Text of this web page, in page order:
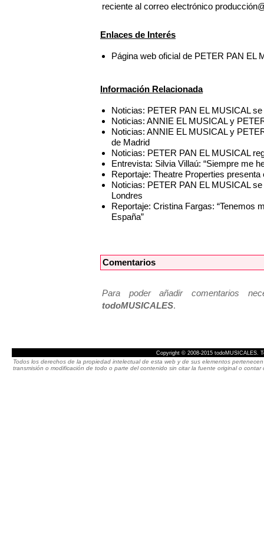
reciente al correo electrónico
Enlaces de Interés
Página web oficial de PETER PAN EL
Información Relacionada
Noticias: PETER PAN EL MUSICAL
Noticias: ANNIE EL MUSICAL y
Noticias: ANNIE EL MUSICAL y
de Madrid
Noticias: PETER PAN EL MUSICAL
Entrevista: Silvia Villaú: “Siempre me
Reportaje: Theatre Properties
Noticias: PETER PAN EL MUSICAL
Londres
Reportaje: Cristina Fargas: “Tenemos
España”
Comentarios
Para poder añadir comentarios
todoMUSICALES.
Copyright © 2008-2015 todoMUSICALES.
Todos los derechos de la propiedad intelectual de esta web y de sus elementos
transmisión o modificación de todo o parte del contenido sin citar la fuente original o